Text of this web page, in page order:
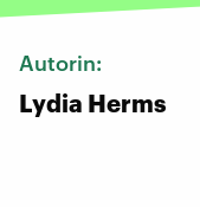
Autorin:
Lydia Herms